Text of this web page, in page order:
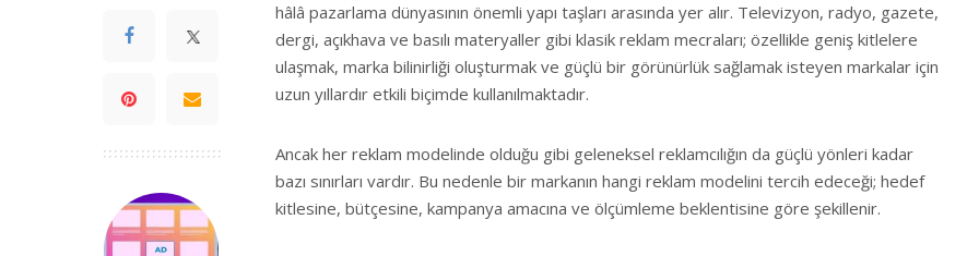
hâlâ pazarlama dünyasının önemli yapı taşları arasında yer alır. Televizyon, radyo, gazete,
dergi, açıkhava ve basılı materyaller gibi klasik reklam mecraları; özellikle geniş kitlelere
ulaşmak, marka bilinirliği oluşturmak ve güçlü bir görünürlük sağlamak isteyen markalar için
uzun yıllardır etkili biçimde kullanılmaktadır.
Ancak her reklam modelinde olduğu gibi geleneksel reklamcılığın da güçlü yönleri kadar
bazı sınırları vardır. Bu nedenle bir markanın hangi reklam modelini tercih edeceği; hedef
kitlesine, bütçesine, kampanya amacına ve ölçümleme beklentisine göre şekillenir.